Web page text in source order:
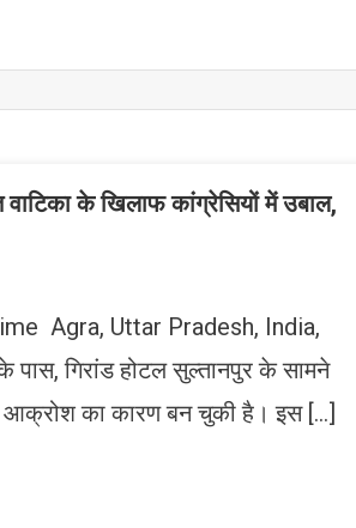
के खिलाफ कांग्रेसियों में उबाल,
Agra, Uttar Pradesh, India,
पास, गिरांड होटल सुल्तानपुर के सामने
आक्रोश का कारण बन चुकी है। इस […]